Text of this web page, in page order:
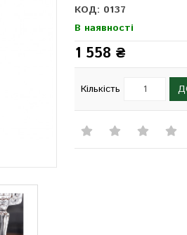
КОД: 0137
В наявності
1 558 ₴
Кількість